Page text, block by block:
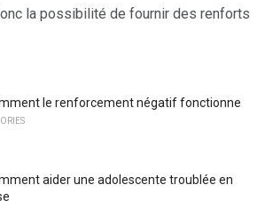
la possibilité de fournir des renforts
le renforcement négatif fonctionne
aider une adolescente troublée en